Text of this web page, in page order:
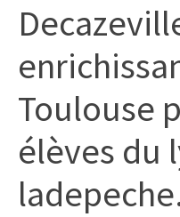
culture,
politique,
météo,
divers
et
initiatives
citoyennes
Toulouse
élèves du